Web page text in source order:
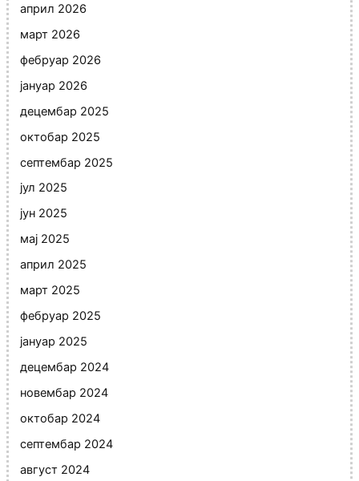
април 2026
март 2026
фебруар 2026
јануар 2026
децембар 2025
октобар 2025
септембар 2025
јул 2025
јун 2025
мај 2025
април 2025
март 2025
фебруар 2025
јануар 2025
децембар 2024
новембар 2024
октобар 2024
септембар 2024
август 2024